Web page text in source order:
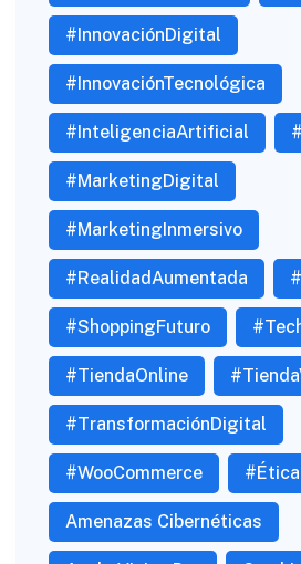
#InnovaciónDigital
#InnovaciónTecnológica
#InteligenciaArtificial
#MarketingDigital
#MarketingInmersivo
#RealidadAumentada
#ShoppingFuturo
#TiendaOnline
#TransformaciónDigital
#WooCommerce
Amenazas Cibernéticas